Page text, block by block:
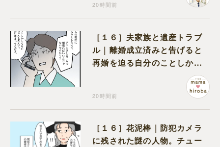
20時間前
［１６］夫家族と遺産トラブ
ル｜離婚成立済みと告げると
再婚を迫る自分のことしか考
20時間前
［１６］花泥棒｜防犯カメラ
に残された謎の人物。チュー